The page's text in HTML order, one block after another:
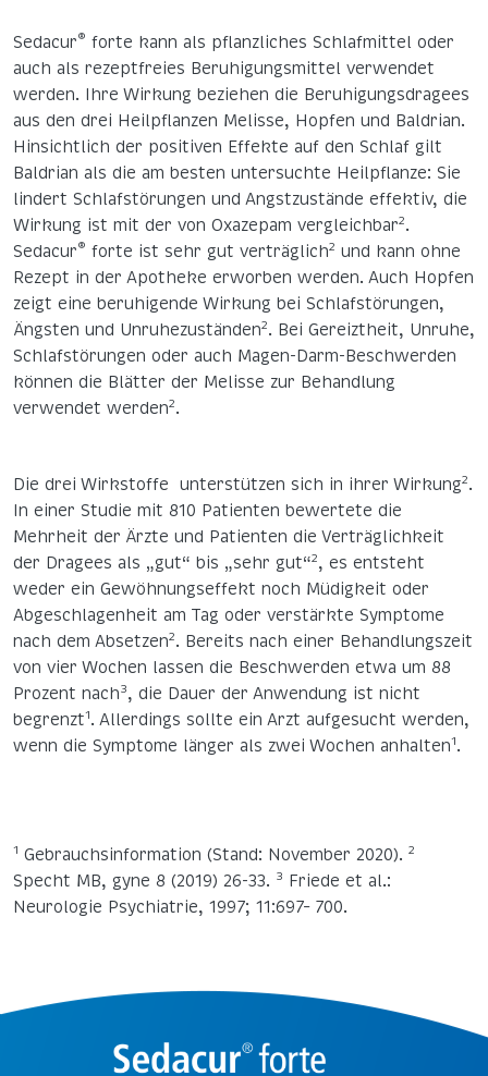
Sedacur® forte kann als pflanzliches Schlafmittel oder
auch als rezeptfreies Beruhigungsmittel verwendet
werden. Ihre Wirkung beziehen die Beruhigungsdragees
aus den drei Heilpflanzen Melisse, Hopfen und Baldrian.
Hinsichtlich der positiven Effekte auf den Schlaf gilt
Baldrian als die am besten untersuchte Heilpflanze: Sie
lindert Schlafstörungen und Angstzustände effektiv, die
Wirkung ist mit der von Oxazepam vergleichbar2.
Sedacur® forte ist sehr gut verträglich2 und kann ohne
Rezept in der Apotheke erworben werden. Auch Hopfen
zeigt eine beruhigende Wirkung bei Schlafstörungen,
Ängsten und Unruhezuständen2. Bei Gereiztheit, Unruhe,
Schlafstörungen oder auch Magen-Darm-Beschwerden
können die Blätter der Melisse zur Behandlung
verwendet werden2.
Die drei Wirkstoffe unterstützen sich in ihrer Wirkung2.
In einer Studie mit 810 Patienten bewertete die
Mehrheit der Ärzte und Patienten die Verträglichkeit
der Dragees als „gut“ bis „sehr gut“2, es entsteht
weder ein Gewöhnungseffekt noch Müdigkeit oder
Abgeschlagenheit am Tag oder verstärkte Symptome
nach dem Absetzen2. Bereits nach einer Behandlungszeit
von vier Wochen lassen die Beschwerden etwa um 88
Prozent nach3, die Dauer der Anwendung ist nicht
begrenzt1. Allerdings sollte ein Arzt aufgesucht werden,
wenn die Symptome länger als zwei Wochen anhalten1.
1 Gebrauchsinformation (Stand: November 2020). 2
Specht MB, gyne 8 (2019) 26-33. 3 Friede et al.:
Neurologie Psychiatrie, 1997; 11:697– 700.